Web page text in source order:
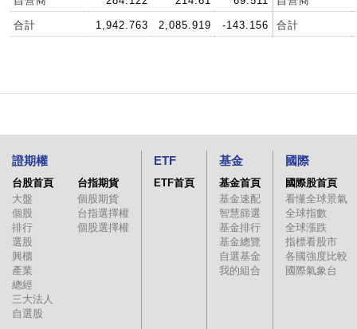
合計 1,942.763 2,085.919 -143.156 合計
證期權
台股首頁
大盤
個股
排行
選股
興櫃
產業
總經
三大法人
自選股
台指期貨
個股期貨
台指選擇權
個股選擇權
ETF
ETF首頁
基金
基金首頁
基金速配
智慧篩選
基金排行
基金總覽
自選基金
我的組合
國際
國際股首頁
看懂全球景氣
全球指數
全球漲跌
指標看股市
各國強度比較
國際氣象台